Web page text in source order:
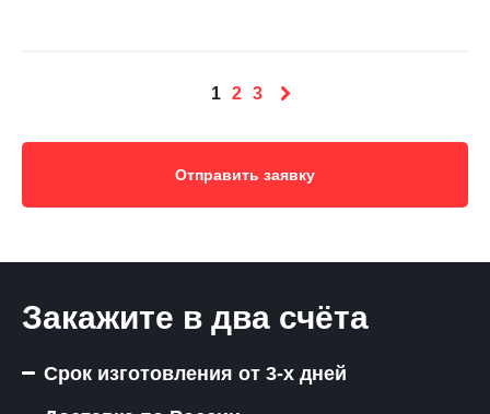
1 2 3
Отправить заявку
Закажите в два счёта
Срок изготовления от 3-х дней